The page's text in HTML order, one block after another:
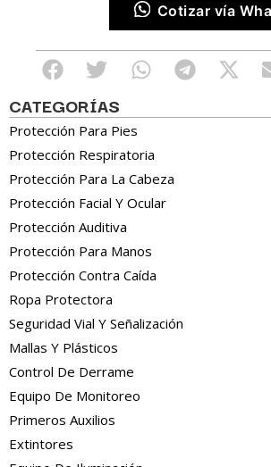
CATEGORÍAS
Protección Para Pies
Protección Respiratoria
Protección Para La Cabeza
Protección Facial Y Ocular
Protección Auditiva
Protección Para Manos
Protección Contra Caída
Ropa Protectora
Seguridad Vial Y Señalización
Mallas Y Plásticos
Control De Derrame
Equipo De Monitoreo
Primeros Auxilios
Extintores
Cotizar vía